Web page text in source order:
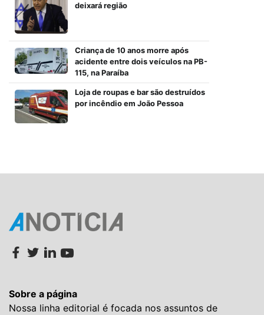
deixará região
Criança de 10 anos morre após
acidente entre dois veículos na PB-
115, na Paraíba
Loja de roupas e bar são destruídos
por incêndio em João Pessoa
Sobre a página
Nossa linha editorial é focada nos assuntos de